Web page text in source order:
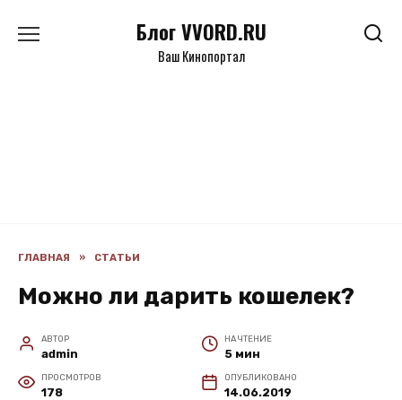
Блог VVORD.RU
Ваш Кинопортал
ГЛАВНАЯ » СТАТЬИ
Можно ли дарить кошелек?
АВТОР
admin
НА ЧТЕНИЕ
5 мин
ПРОСМОТРОВ
178
ОПУБЛИКОВАНО
14.06.2019